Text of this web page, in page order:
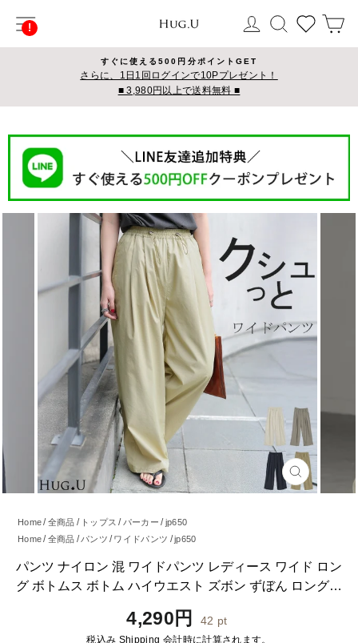
ス
サイトナビゲーション ログイン
検索
すぐに使える500円分ポイントGET
さらに、1日1回ログインで10Pプレゼント！
■ 3,980円以上で送料無料 ■
閉
じ
Home 全商品 トップス パーカー jp650
Home 全商品 パンツ ワイドパンツ jp650
パンツ ナイロン 混 ワイドパンツ レディース ワイド ロン
グ ボトムス ボトム ハイウエスト ズボン ずぼん ロングパ
ト 大きいサイズ 体型カバー スポーティー ネイビー 白 春
通
4,290円 42 pt
税込み Shipping 会計時に計算されます。